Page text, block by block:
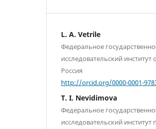
L. A. Vetrile
Федеральное
исследовательский
Россия
http://orcid.org/0000-0001-
T. I. Nevidimova
Федеральное
исследовательский